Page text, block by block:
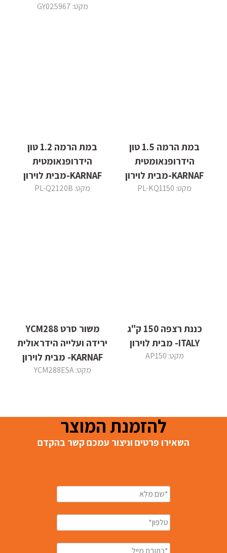
מקט: GY025967
במת הרמה 1.5 טון
הידרופנאומטית
KARNAF-מבית לוירון
מקט: PL-KQ1150
במת הרמה 1.2 טון
הידרופנאומטית
KARNAF-מבית לוירון
מקט: PL-Q2120B
כננת רצפה 150 ק"ג
ITALY- מבית לוירון
מקט: AP150
משור סרט YCM288
ירידה ועלייה הידראולית
KARNAF- מבית לוירון
מקט: YCM288ESA
להזמנת המוצר
השאירו פרטים וניצור עמכם קשר בהקדם